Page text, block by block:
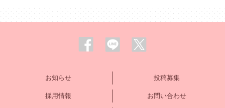
お知らせ 投稿募集
採用情報 お問い合わせ